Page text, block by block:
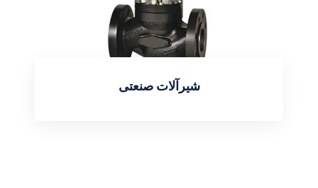
شیرآلات صنعتی